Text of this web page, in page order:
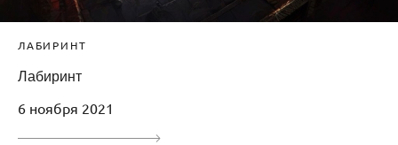
ЛАБИРИНТ
Лабиринт
6 ноября 2021